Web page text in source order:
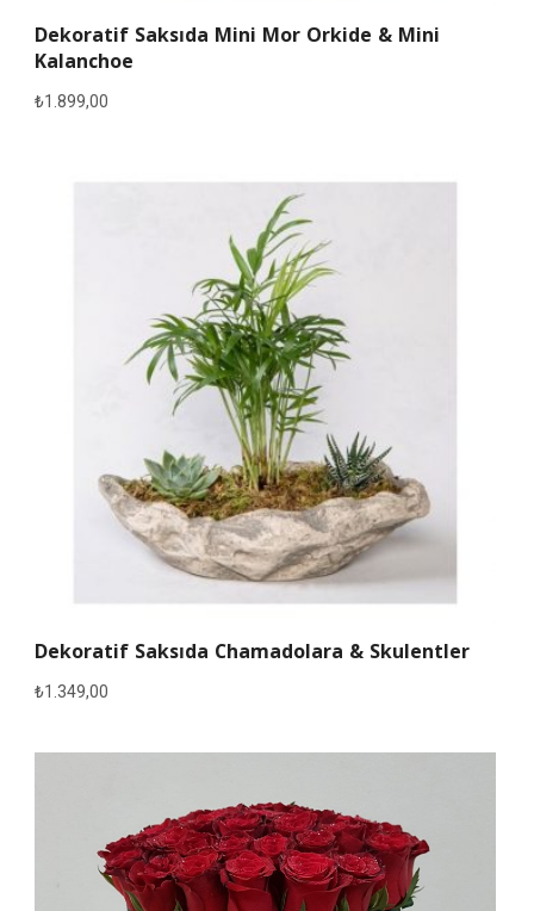
Dekoratif Saksıda Mini Mor Orkide & Mini
Kalanchoe
₺1.899,00
Dekoratif Saksıda Chamadolara & Skulentler
₺1.349,00